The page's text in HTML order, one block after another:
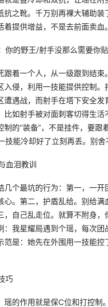
之靴。千万别再裸大辅助
提供增益，不是去前面卖血。
你的野王/射手没那么需要你
跟着一个人，从一级跟到结
入侵，利用一技能提供控制
遭遇战，而射手在塔下安全
比如射手被对面刺客切得生
制的“装备”，不是挂件，要
能冷却好了立刻再丢。别舍
血泪教训
几个最坑的行为：第一，一
心。第二，护盾乱给。别给
，自己乱走位。就算不附身
：我星耀局遇到个瑶，每次
是：她先在外围用一技能
巧
瑶的作用就是保C位和打控制